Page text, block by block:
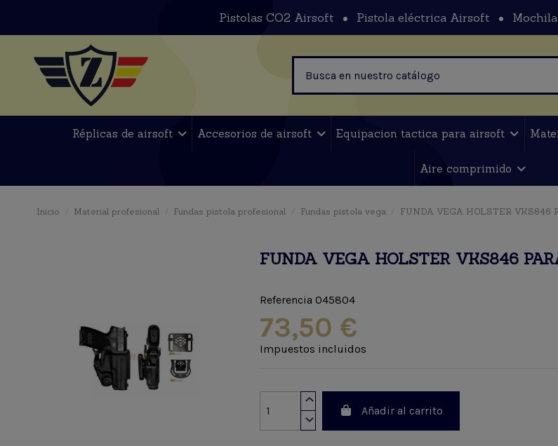
Pistolas CO2 Airsoft Pistola eléctrica Airsoft
Réplicas de airsoft Accesorios de airsoft Equipacion tactica para airsoft
Aire comprimido
Inicio Material profesional Fundas pistola profesional Fundas pistola vega FUNDA VEGA HOLSTER VKS846
FUNDA VEGA HOLSTER VKS846
Referencia 045804
73,50 €
Impuestos incluidos
Añadir al carrito